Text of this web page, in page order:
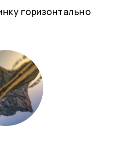
горизонтально